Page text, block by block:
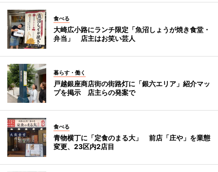
食べる
大崎広小路にランチ限定「魚沼しょうが焼き食堂・
弁当」 店主はお笑い芸人
暮らす・働く
戸越銀座商店街の街路灯に「銀六エリア」紹介マッ
プを掲示 店主らの発案で
食べる
青物横丁に「定食のまる大」 前店「庄や」を業態
変更、23区内2店目